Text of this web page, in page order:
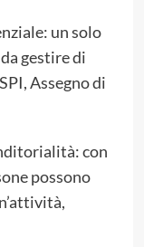
un solo
gestire di
Assegno di
con
possono